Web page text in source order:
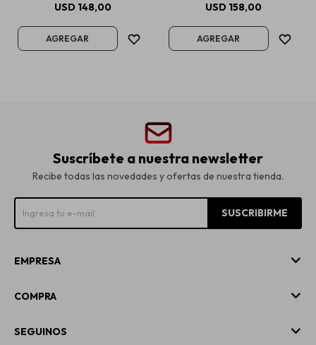
USD 148,00 USD 158,00
Suscríbete a nuestra newsletter
Recibe todas las novedades y ofertas de nuestra tienda.
SUSCRIBIRME
EMPRESA
COMPRA
SEGUINOS